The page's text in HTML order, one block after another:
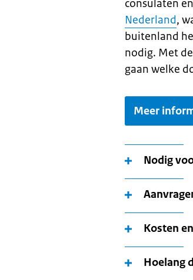
consulaten
Nederland,
buitenland
nodig. Met de
gaan welke
Meer
Nodig
Kosten
Hoelang